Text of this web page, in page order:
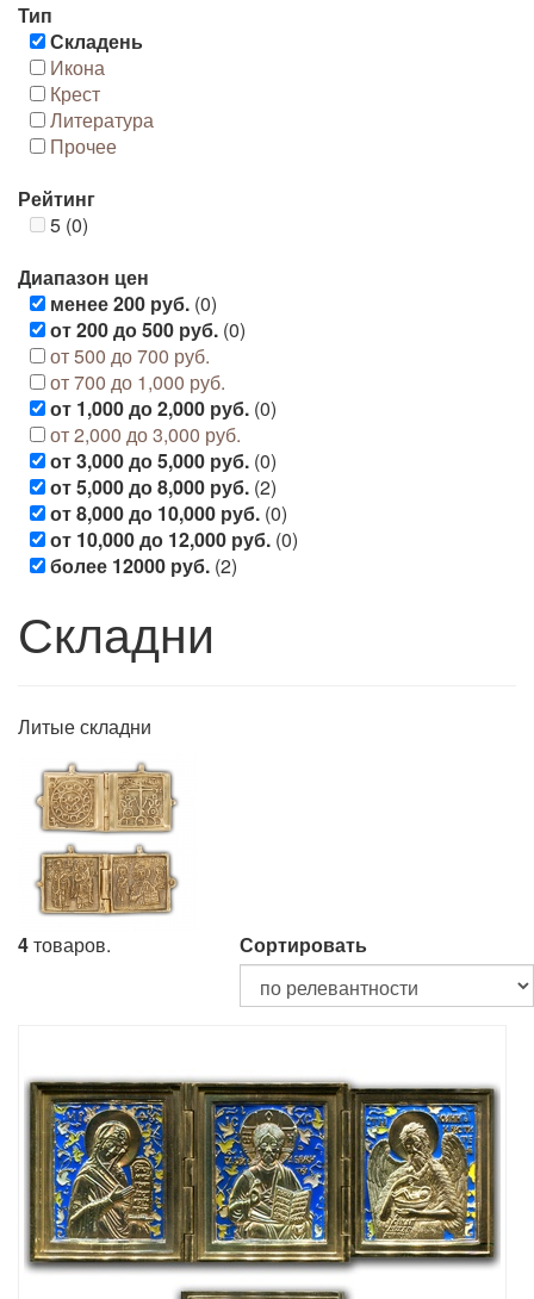
Тип
Складень
Икона
Крест
Литература
Прочее
Рейтинг
5 (0)
Диапазон цен
менее 200 руб. (0)
от 200 до 500 руб. (0)
от 500 до 700 руб.
от 700 до 1,000 руб.
от 1,000 до 2,000 руб. (0)
от 2,000 до 3,000 руб.
от 3,000 до 5,000 руб. (0)
от 5,000 до 8,000 руб. (2)
от 8,000 до 10,000 руб. (0)
от 10,000 до 12,000 руб. (0)
более 12000 руб. (2)
Складни
Литые складни
4товаров. Сортировать